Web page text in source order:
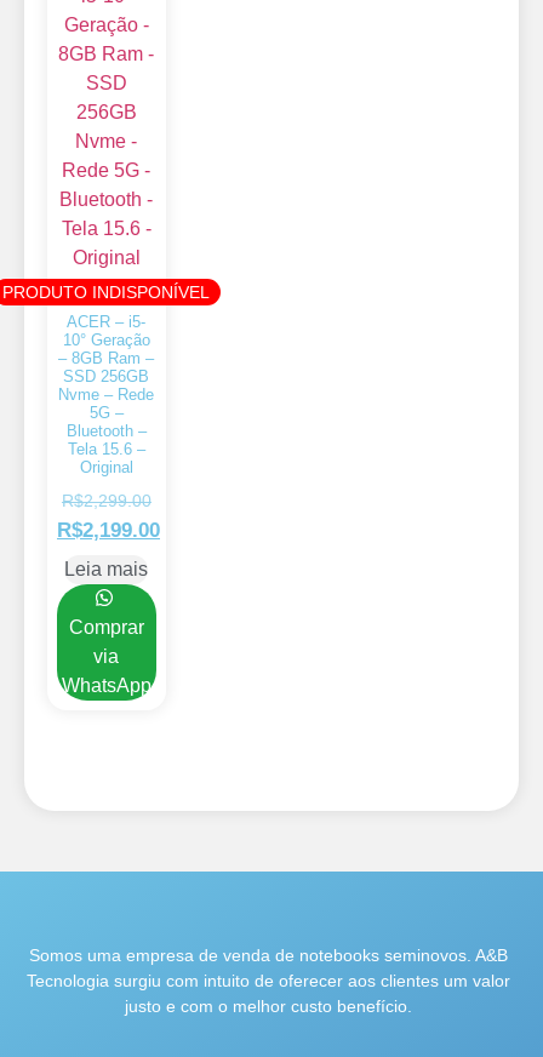
PRODUTO INDISPONÍVEL
ACER – i5-
10° Geração
– 8GB Ram –
SSD 256GB
Nvme – Rede
5G –
Bluetooth –
Tela 15.6 –
Original
R$2,299.00
R$2,199.00
Leia mais
Comprar
via
WhatsApp
Somos uma empresa de venda de notebooks seminovos. A&B
Tecnologia surgiu com intuito de oferecer aos clientes um valor
justo e com o melhor custo benefício.